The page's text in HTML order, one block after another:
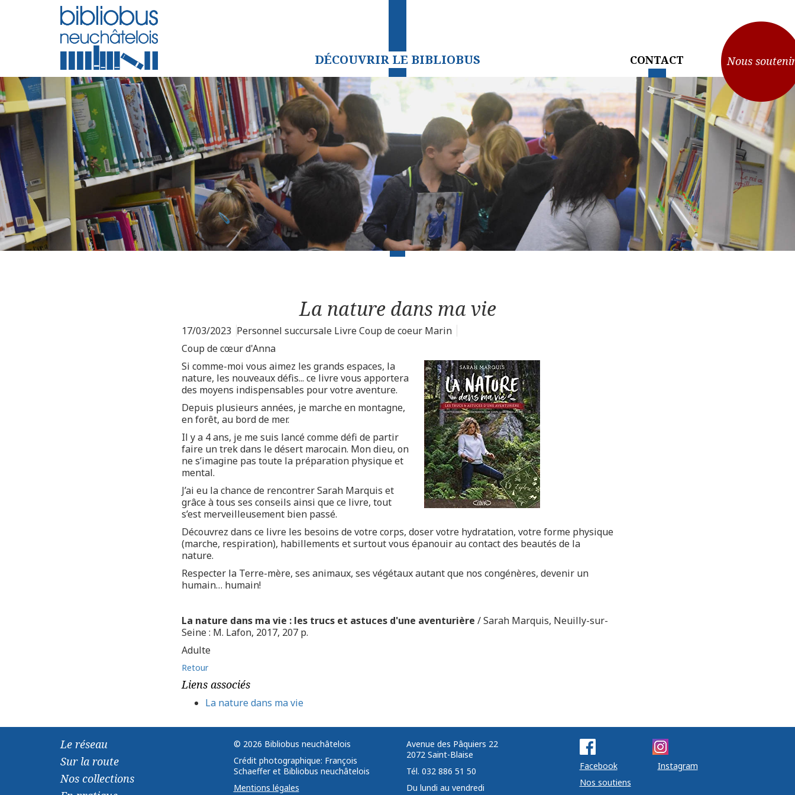
CONTACT
DÉCOUVRIR LE BIBLIOBUS Nous
La nature dans ma vie
17/03/2023 Personnel succursale Livre Coup de coeur Marin
Coup de cœur d'Anna
Si comme-moi vous aimez les grands espaces, la
nature, les nouveaux défis... ce livre vous apportera
des moyens indispensables pour votre aventure.
Depuis plusieurs années, je marche en montagne,
en forêt, au bord de mer.
Il y a 4 ans, je me suis lancé comme défi de partir
faire un trek dans le désert marocain. Mon dieu, on
ne s’imagine pas toute la préparation physique et
mental.
J’ai eu la chance de rencontrer Sarah Marquis et
grâce à tous ses conseils ainsi que ce livre, tout
s’est merveilleusement bien passé.
Découvrez dans ce livre les besoins de votre corps, doser votre hydratation, votre forme physique
(marche, respiration), habillements et surtout vous épanouir au contact des beautés de la
nature.
Respecter la Terre-mère, ses animaux, ses végétaux autant que nos congénères, devenir un
humain… humain!
La nature dans ma vie : les trucs et astuces d'une aventurière / Sarah Marquis, Neuilly-sur-
Seine : M. Lafon, 2017, 207 p.
Adulte
Retour
Liens associés
La nature dans ma vie
Le réseau
Sur la route
Nos collections
© 2026 Bibliobus neuchâtelois
Crédit photographique: François
Schaeffer et Bibliobus neuchâtelois
Mentions légales
Avenue des Pâquiers 22 ­ ­
2072 Saint-Blaise ­ ­ ­
Tél. 032 886 51 50
Du lundi au vendredi
Facebook
Instagram
Nos soutiens